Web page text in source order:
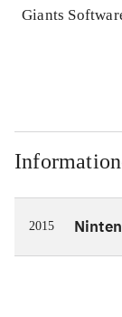
Giants
2015